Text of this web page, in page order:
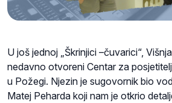
U još jednoj „Škrinjici –čuvarici“,
nedavno otvoreni Centar za
u Požegi. Njezin je sugovornik bio
Matej Peharda koji nam je otkrio